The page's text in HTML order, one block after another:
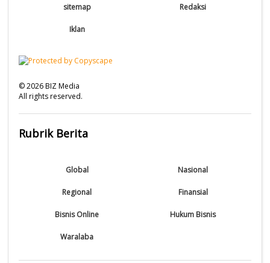
sitemap Redaksi
Iklan
©2026BIZ Media
All rights reserved.
Rubrik Berita
Global Nasional
Regional Finansial
Bisnis Online Hukum Bisnis
Waralaba